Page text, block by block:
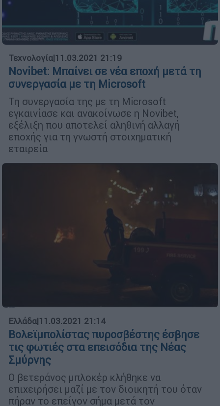
Τεχνολογία|11.03.2021 21:19
Novibet: Μπαίνει σε νέα εποχή μετά τη
συνεργασία με τη Microsoft
Τη συνεργασία της με τη Microsoft
εγκαινίασε και ανακοίνωσε η Novibet,
εξέλιξη που αποτελεί αληθινή αλλαγή
εποχής για τη γνωστή στοιχηματική
εταιρεία
Ελλάδα|11.03.2021 21:14
Βολεϊμπολίστας πυροσβέστης έσβησε
τις φωτιές στα επεισόδια της Νέας
Σμύρνης
Ο βετεράνος μπλοκέρ κλήθηκε να
επιχειρήσει μαζί με τον διοικητή του όταν
πήραν το επείγον σήμα μετά τον